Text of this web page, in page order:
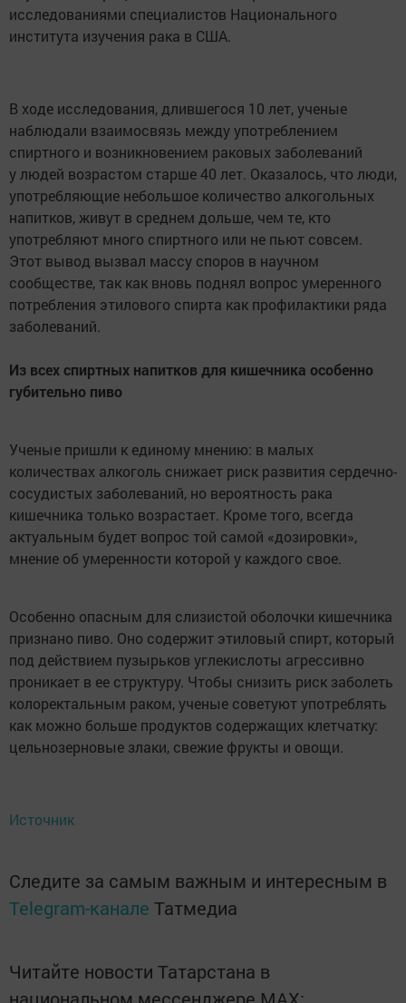
исследованиями специалистов Национального
института изучения рака в США.
В ходе исследования, длившегося 10 лет, ученые
наблюдали взаимосвязь между употреблением
спиртного и возникновением раковых заболеваний
у людей возрастом старше 40 лет. Оказалось, что люди,
употребляющие небольшое количество алкогольных
напитков, живут в среднем дольше, чем те, кто
употребляют много спиртного или не пьют совсем.
Этот вывод вызвал массу споров в научном
сообществе, так как вновь поднял вопрос умеренного
потребления этилового спирта как профилактики ряда
заболеваний.
Из всех спиртных напитков для кишечника особенно
губительно пиво
Ученые пришли к единому мнению: в малых
количествах алкоголь снижает риск развития сердечно-
сосудистых заболеваний, но вероятность рака
кишечника только возрастает. Кроме того, всегда
актуальным будет вопрос той самой «дозировки»,
мнение об умеренности которой у каждого свое.
Особенно опасным для слизистой оболочки кишечника
признано пиво. Оно содержит этиловый спирт, который
под действием пузырьков углекислоты агрессивно
проникает в ее структуру. Чтобы снизить риск заболеть
колоректальным раком, ученые советуют употреблять
как можно больше продуктов содержащих клетчатку:
цельнозерновые злаки, свежие фрукты и овощи.
Источник
Следите за самым важным и интересным в
Telegram-канале Татмедиа
Читайте новости Татарстана в